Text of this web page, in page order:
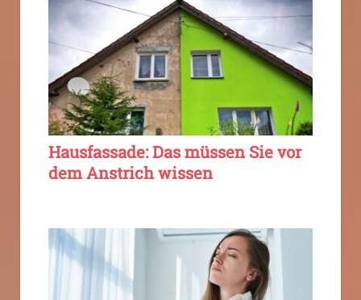
Hausfassade: Das müssen Sie vor
dem Anstrich wissen